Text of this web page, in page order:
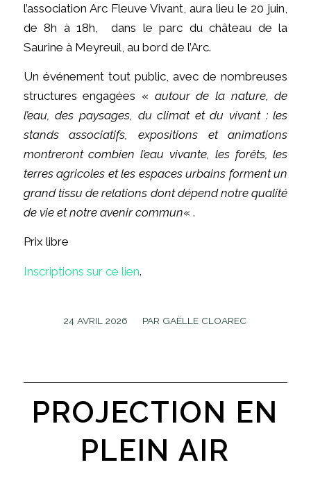
l’association Arc Fleuve Vivant, aura lieu le 20 juin,
de 8h à 18h, dans le parc du château de la
Saurine à Meyreuil, au bord de l’Arc.
Un événement tout public, avec de nombreuses
structures engagées « autour de la nature, de
l’eau, des paysages, du climat et du vivant : les
stands associatifs, expositions et animations
montreront combien l’eau vivante, les forêts, les
terres agricoles et les espaces urbains forment un
grand tissu de relations dont dépend notre qualité
de vie et notre avenir commun« .
Prix libre
Inscriptions sur ce lien.
24 AVRIL 2026
/ PAR GAËLLE CLOAREC
PROJECTION EN
PLEIN AIR